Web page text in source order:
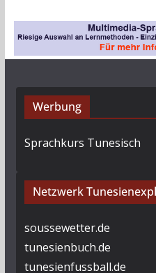
Werbung
Sprachkurs Tunesisch
Netzwerk
soussewetter.de
tunesienbuch.de
tunesienfussball.de